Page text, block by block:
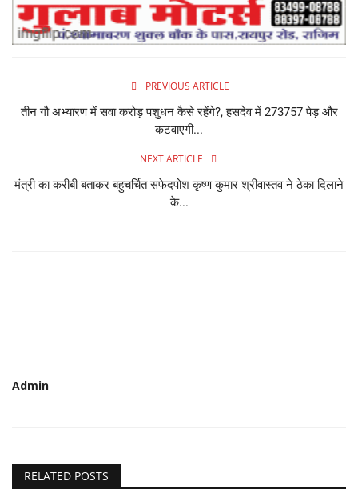
PREVIOUS ARTICLE
तीन गौ अभ्यारण में सवा करोड़ पशुधन कैसे रहेंगे?, हसदेव में 273757 पेड़ और
कटवाएगी...
NEXT ARTICLE
मंत्री का करीबी बताकर बहुचर्चित सफेदपोश कृष्ण कुमार श्रीवास्तव ने ठेका दिलाने
के...
Admin
RELATED POSTS